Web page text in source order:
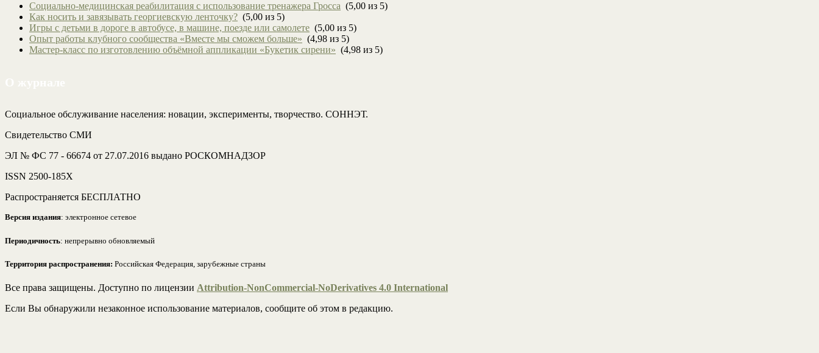
Социально-медицинская реабилитация с использование тренажера Гросса (5,00 из 5)
Как носить и завязывать георгиевскую ленточку? (5,00 из 5)
Игры с детьми в дороге в автобусе, в машине, поезде или самолете (5,00 из 5)
Опыт работы клубного сообщества «Вместе мы сможем больше» (4,98 из 5)
Мастер-класс по изготовлению объёмной аппликации «Букетик сирени» (4,98 из 5)
Социальное обслуживание населения: новации, эксперименты, творчество. СОННЭТ.
Свидетельство СМИ
ЭЛ № ФС 77 - 66674 от 27.07.2016 выдано РОСКОМНАДЗОР
ISSN 2500-185Х
Распространяется БЕСПЛАТНО
Версия издания: электронное сетевое
Периодичность: непрерывно обновляемый
Территория распространения: Российская Федерация, зарубежные страны
Все права защищены. Доступно по лицензии Attribution-NonCommercial-NoDerivatives 4.0 International
Если Вы обнаружили незаконное использование материалов, сообщите об этом в редакцию.